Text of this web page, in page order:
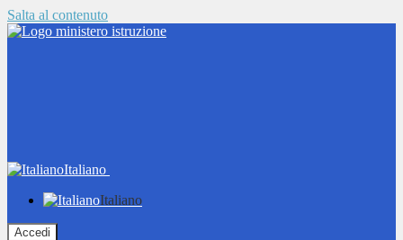
Salta al contenuto
Italiano
Italiano
Accedi